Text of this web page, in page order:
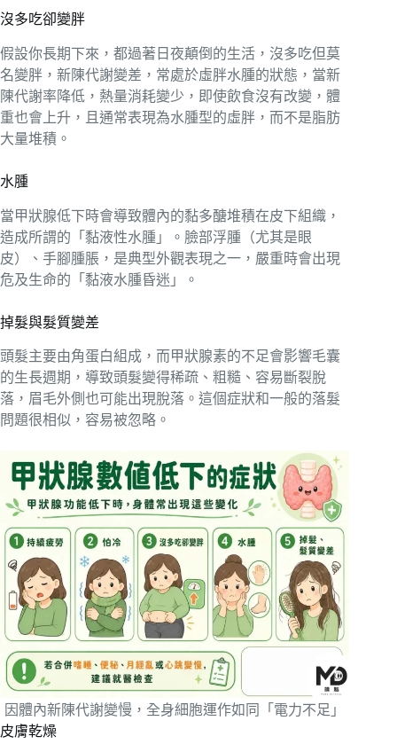
沒多吃卻變胖
假設你長期下來，都過著日夜顛倒的生活，沒多吃但莫
名變胖，新陳代謝變差，常處於虛胖水腫的狀態，當新
陳代謝率降低，熱量消耗變少，即使飲食沒有改變，體
重也會上升，且通常表現為水腫型的虛胖，而不是脂肪
大量堆積。
水腫
當甲狀腺低下時會導致體內的黏多醣堆積在皮下組織，
造成所謂的「黏液性水腫」。臉部浮腫（尤其是眼
皮）、手腳腫脹，是典型外觀表現之一，嚴重時會出現
危及生命的「黏液水腫昏迷」。
掉髮與髮質變差
頭髮主要由角蛋白組成，而甲狀腺素的不足會影響毛囊
的生長週期，導致頭髮變得稀疏、粗糙、容易斷裂脫
落，眉毛外側也可能出現脫落。這個症狀和一般的落髮
問題很相似，容易被忽略。
因體內新陳代謝變慢，全身細胞運作如同「電力不足」
皮膚乾燥